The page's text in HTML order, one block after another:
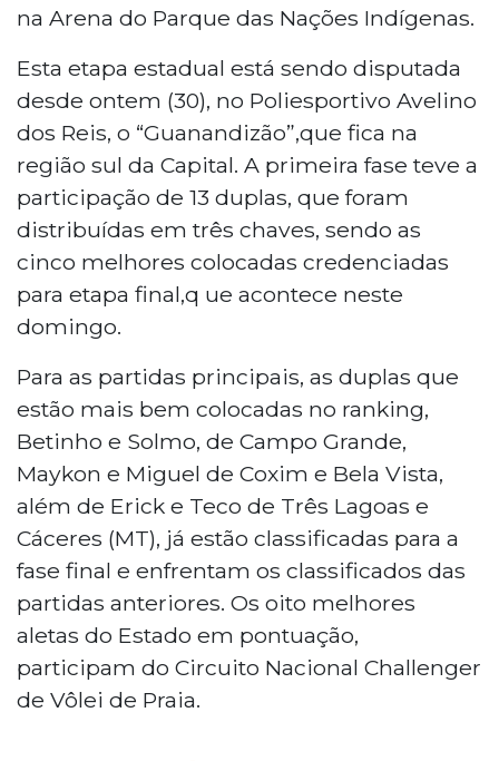
na Arena do Parque das Nações Indígenas.
Esta etapa estadual está sendo disputada
desde ontem (30), no Poliesportivo Avelino
dos Reis, o “Guanandizão”,que fica na
região sul da Capital. A primeira fase teve a
participação de 13 duplas, que foram
distribuídas em três chaves, sendo as
cinco melhores colocadas credenciadas
para etapa final,q ue acontece neste
domingo.
Para as partidas principais, as duplas que
estão mais bem colocadas no ranking,
Betinho e Solmo, de Campo Grande,
Maykon e Miguel de Coxim e Bela Vista,
além de Erick e Teco de Três Lagoas e
Cáceres (MT), já estão classificadas para a
fase final e enfrentam os classificados das
partidas anteriores. Os oito melhores
aletas do Estado em pontuação,
participam do Circuito Nacional Challenger
de Vôlei de Praia.